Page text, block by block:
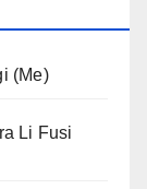
(Me)
Li Fusi